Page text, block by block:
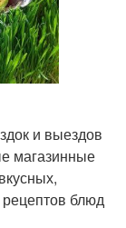
и выездов
магазинные
блюд